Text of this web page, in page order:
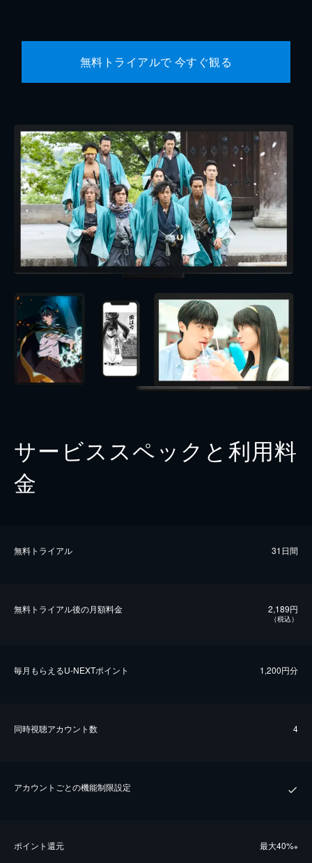
無料トライアルで 今すぐ観る
サービススペックと利用料
金
無料トライアル 31日間
無料トライアル後の⽉額料金 2,189円
（税込）
毎⽉もらえるU-NEXTポイント 1,200円分
同時視聴アカウント数 4
アカウントごとの機能制限設定
ポイント還元 最⼤40%※